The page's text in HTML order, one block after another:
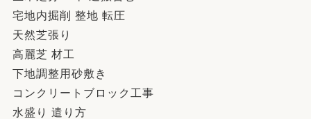
宅地内掘削 整地 転圧
天然芝張り
高麗芝 材工
下地調整用砂敷き
コンクリートブロック工事
水盛り 遣り方